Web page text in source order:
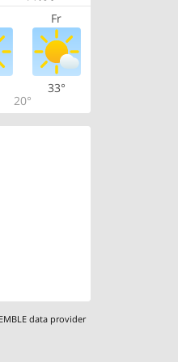
Fr
20°
33°
data provider